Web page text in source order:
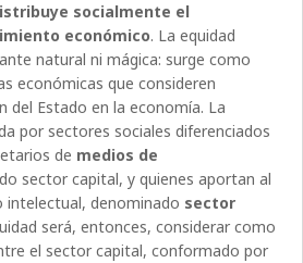
socialmente el
económico. La equidad
natural ni mágica: surge como
económicas que consideren
del Estado en la economía. La
por sectores sociales diferenciados
de medios de
sector capital, y quienes aportan al
intelectual, denominado sector
será, entonces, considerar como
el sector capital, conformado por